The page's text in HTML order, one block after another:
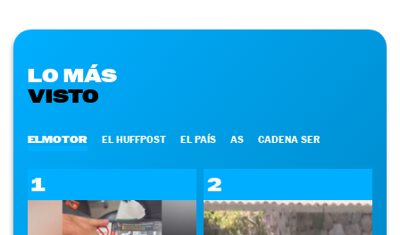
LO MÁS
VISTO
ELMOTOR EL HUFFPOST EL PAÍS AS CADENA SER
1 2